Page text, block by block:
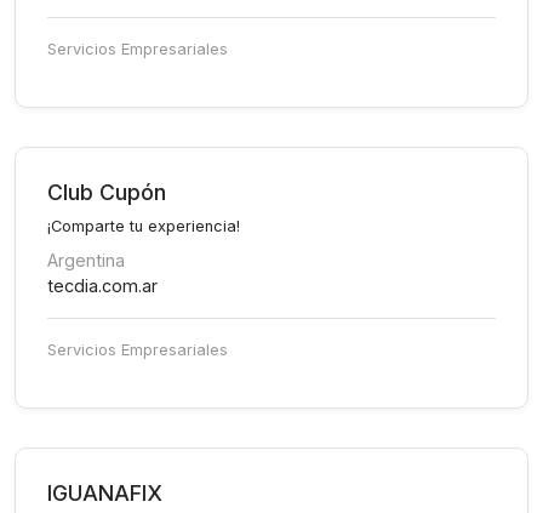
Servicios Empresariales
Club Cupón
¡Comparte tu experiencia!
Argentina
tecdia.com.ar
Servicios Empresariales
IGUANAFIX